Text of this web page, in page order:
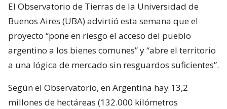
El Observatorio de Tierras de la Universidad de
Buenos Aires (UBA) advirtió esta semana que el
proyecto “pone en riesgo el acceso del pueblo
argentino a los bienes comunes” y “abre el territorio
a una lógica de mercado sin resguardos suficientes”.
Según el Observatorio, en Argentina hay 13,2
millones de hectáreas (132.000 kilómetros